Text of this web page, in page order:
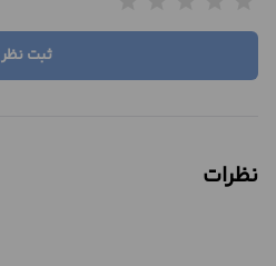
ثبت نظر
نظرات